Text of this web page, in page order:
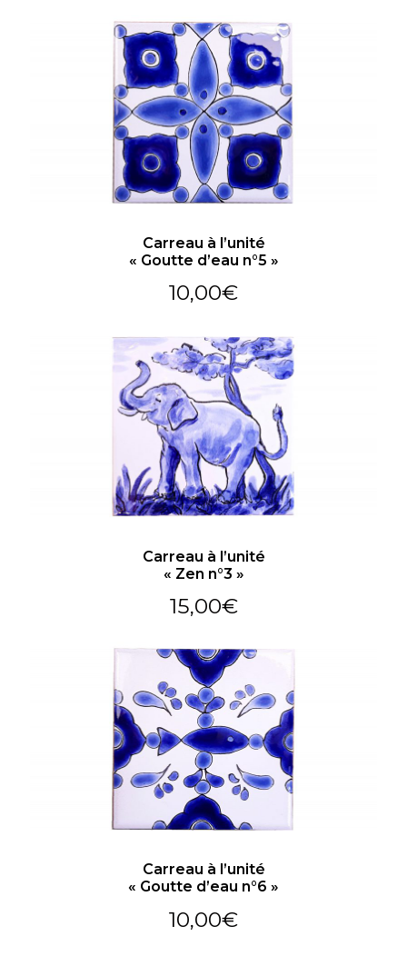
Carreau à l’unité
« Goutte d’eau n°5 »
10,00€
Carreau à l’unité
« Zen n°3 »
15,00€
Carreau à l’unité
« Goutte d’eau n°6 »
10,00€